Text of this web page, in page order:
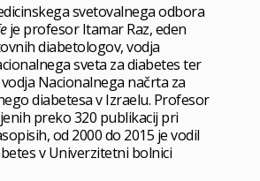
svetovalnega odbora
je profesor Itamar Raz, eden
diabetologov, vodja
sveta za diabetes ter
Nacionalnega načrta za
diabetesa v Izraelu. Profesor
preko 320 publikacij pri
od 2000 do 2015 je vodil
v Univerzitetni bolnici